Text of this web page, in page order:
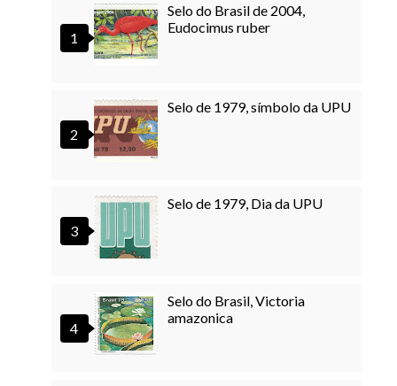
Selo do Brasil de 2004,
Eudocimus ruber
Selo de 1979, símbolo da UPU
Selo de 1979, Dia da UPU
Selo do Brasil, Victoria
amazonica